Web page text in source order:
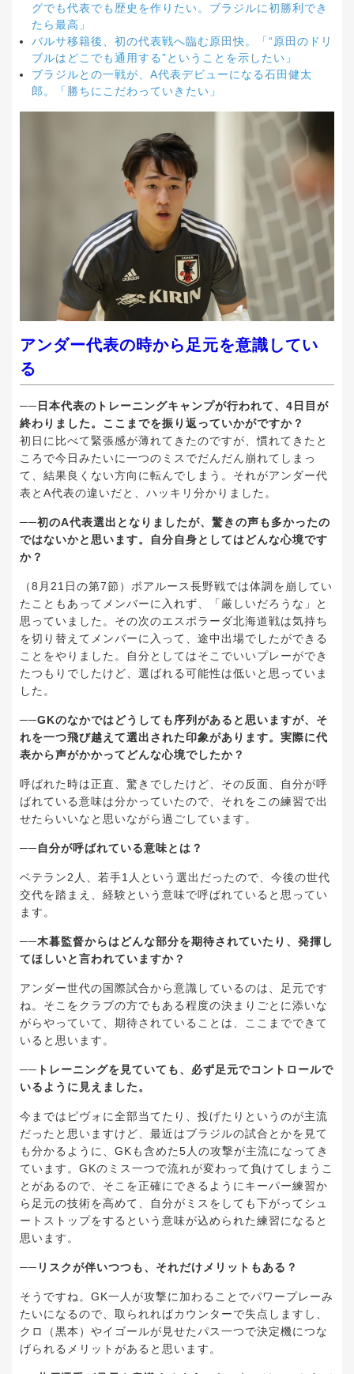
グでも代表でも歴史を作りたい。ブラジルに初勝利でき
たら最高」
バルサ移籍後、初の代表戦へ臨む原田快。「“原田のドリ
ブルはどこでも通用する”ということを示したい」
ブラジルとの一戦が、A代表デビューになる石田健太
郎。「勝ちにこだわっていきたい」
アンダー代表の時から足元を意識してい
る
──日本代表のトレーニングキャンプが行われて、4日目が
終わりました。ここまでを振り返っていかがですか？
初日に比べて緊張感が薄れてきたのですが、慣れてきたと
ころで今日みたいに一つのミスでだんだん崩れてしまっ
て、結果良くない方向に転んでしまう。それがアンダー代
表とA代表の違いだと、ハッキリ分かりました。
──初のA代表選出となりましたが、驚きの声も多かったの
ではないかと思います。自分自身としてはどんな心境です
か？
（8月21日の第7節）ボアルース長野戦では体調を崩してい
たこともあってメンバーに入れず、「厳しいだろうな」と
思っていました。その次のエスポラーダ北海道戦は気持ち
を切り替えてメンバーに入って、途中出場でしたができる
ことをやりました。自分としてはそこでいいプレーができ
たつもりでしたけど、選ばれる可能性は低いと思っていま
した。
──GKのなかではどうしても序列があると思いますが、そ
れを一つ飛び越えて選出された印象があります。実際に代
表から声がかかってどんな心境でしたか？
呼ばれた時は正直、驚きでしたけど、その反面、自分が呼
ばれている意味は分かっていたので、それをこの練習で出
せたらいいなと思いながら過ごしています。
──自分が呼ばれている意味とは？
ベテラン2人、若手1人という選出だったので、今後の世代
交代を踏まえ、経験という意味で呼ばれていると思ってい
ます。
──木暮監督からはどんな部分を期待されていたり、発揮し
てほしいと言われていますか？
アンダー世代の国際試合から意識しているのは、足元です
ね。そこをクラブの方でもある程度の決まりごとに添いな
がらやっていて、期待されていることは、ここまでできて
いると思います。
──トレーニングを見ていても、必ず足元でコントロールで
いるように見えました。
今まではピヴォに全部当てたり、投げたりというのが主流
だったと思いますけど、最近はブラジルの試合とかを見て
も分かるように、GKも含めた5人の攻撃が主流になってき
ています。GKのミス一つで流れが変わって負けてしまうこ
とがあるので、そこを正確にできるようにキーパー練習か
ら足元の技術を高めて、自分がミスをしても下がってシュ
ートストップをするという意味が込められた練習になると
思います。
──リスクが伴いつつも、それだけメリットもある？
そうですね。GK一人が攻撃に加わることでパワープレーみ
たいになるので、取られればカウンターで失点しますし、
クロ（黒本）やイゴールが見せたパス一つで決定機につな
げられるメリットがあると思います。